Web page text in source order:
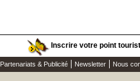
Inscrire votre point
Partenariats & Publicité Newsletter Nous